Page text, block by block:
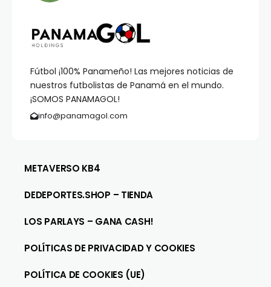
Fútbol ¡100% Panameño! Las mejores noticias de
nuestros futbolistas de Panamá en el mundo.
¡SOMOS PANAMAGOL!
info@panamagol.com
METAVERSO KB4
DEDEPORTES.SHOP – TIENDA
LOS PARLAYS – GANA CASH!
POLÍTICAS DE PRIVACIDAD Y COOKIES
POLÍTICA DE COOKIES (UE)